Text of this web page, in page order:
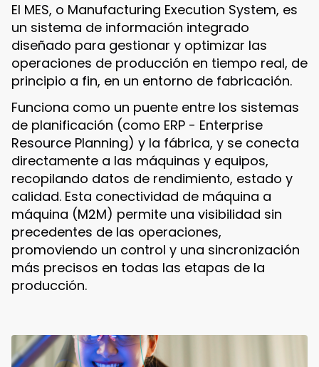
El MES, o Manufacturing Execution System, es
un sistema de información integrado
diseñado para gestionar y optimizar las
operaciones de producción en tiempo real, de
principio a fin, en un entorno de fabricación.
Funciona como un puente entre los sistemas
de planificación (como ERP - Enterprise
Resource Planning) y la fábrica, y se conecta
directamente a las máquinas y equipos,
recopilando datos de rendimiento, estado y
calidad. Esta conectividad de máquina a
máquina (M2M) permite una visibilidad sin
precedentes de las operaciones,
promoviendo un control y una sincronización
más precisos en todas las etapas de la
producción.